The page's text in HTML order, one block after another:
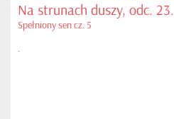
Na strunach duszy, odc. 23.
Spełniony sen cz. 5
.